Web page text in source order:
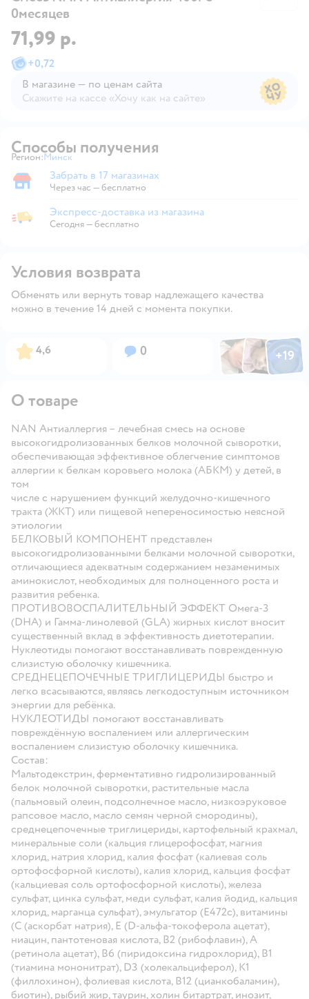
0месяцев
71,99 р.
+0,72
В магазине — по ценам сайта
Скажите на кассе «Хочу как на сайте»
Способы получения
Регион: Выбор адреса доставки.
Минск
Забрать в магазине
Забрать в 17 магазинах
Через час — бесплатно
Экспресс-доставка из магазина
Экспресс-доставка из магазина
Сегодня—бесплатно
Условия возврата
Обменять или вернуть товар надлежащего качества
можно в течение 14 дней с момента покупки.
Рейтинг:
4,6 Вопросов:
0 ФотоФотоФото
+19
Открыть
О товаре
NAN Антиаллергия – лечебная смесь на основе
высокогидролизованных белков молочной сыворотки,
обеспечивающая эффективное облегчение симптомов
аллергии к белкам коровьего молока (АБКМ) у детей, в
том
числе с нарушением функций желудочно-кишечного
тракта (ЖКТ) или пищевой непереносимостью неясной
этиологии
БЕЛКОВЫЙ КОМПОНЕНТ представлен
высокогидролизованными белками молочной сыворотки,
отличающиеся адекватным содержанием незаменимых
аминокислот, необходимых для полноценного роста и
развития ребенка.
ПРОТИВОВОСПАЛИТЕЛЬНЫЙ ЭФФЕКТ Омега-3
(DHA) и Гамма-линолевой (GLA) жирных кислот вносит
существенный вклад в эффективность диетотерапии.
Нуклеотиды помогают восстанавливать поврежденную
слизистую оболочку кишечника.
СРЕДНЕЦЕПОЧЕЧНЫЕ ТРИГЛИЦЕРИДЫ быстро и
легко всасываются, являясь легкодоступным источником
энергии для ребёнка.
НУКЛЕОТИДЫ помогают восстанавливать
повреждённую воспалением или аллергическим
воспалением слизистую оболочку кишечника.
Состав:
Мальтодекстрин, ферментативно гидролизированный
белок молочной сыворотки, растительные масла
(пальмовый олеин, подсолнечное масло, низкоэруковое
рапсовое масло, масло семян черной смородины),
среднецепочечные триглицериды, картофельный крахмал,
минеральные соли (кальция глицерофосфат, магния
хлорид, натрия хлорид, калия фосфат (калиевая соль
ортофосфорной кислоты), калия хлорид, кальция фосфат
(кальциевая соль ортофосфорной кислоты), железа
сульфат, цинка сульфат, меди сульфат, калия йодид, кальция
хлорид, марганца сульфат), эмульгатор (Е472с), витамины
(С (аскорбат натрия), Е (D-альфа-токоферола ацетат),
ниацин, пантотеновая кислота, В2 (рибофлавин), А
(ретинола ацетат), В6 (пиридоксина гидрохлорид), B1
(тиамина мононитрат), D3 (холекальциферол), К1
(филлохинон), фолиевая кислота, В12 (цианкобаламин),
биотин), рыбий жир, таурин, холин битартрат, инозит,